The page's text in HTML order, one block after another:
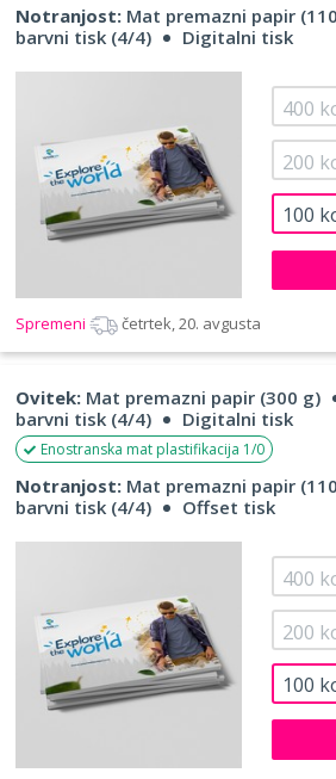
Notranjost: Mat premazni papir
barvni tisk (4/4)
Digitalni tisk
100
200
400
Spremeni četrtek, 20. avgusta
Ovitek: Mat premazni papir (300 g)
barvni tisk (4/4)
Digitalni tisk
Enostranska mat plastifikacija 1/0
Notranjost: Mat premazni papir
barvni tisk (4/4)
Offset tisk
100
200
400